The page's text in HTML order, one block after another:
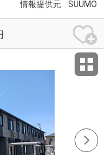
情報提供元 SUUMO